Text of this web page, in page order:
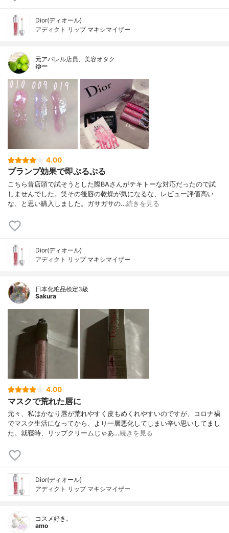
Dior(ディオール)
アディクト リップ マキシマイザー
元アパレル店員、美容オタク
ゆー
4.00
プランプ効果で即ぷるぷる
こちら昔店頭で試そうとした際BAさんがテキトーな対応だったので試
しませんでした。笑その後唇の乾燥が気になるな、レビュー評価高い
な、と思い購入しました。ガサガサの…続きを見る
Dior(ディオール)
アディクト リップ マキシマイザー
日本化粧品検定3級
Sakura
4.00
マスクで荒れた唇に
元々、私はかなり唇が荒れやすく皮もめくれやすいのですが、コロナ禍
でマスク生活になってから、より一層悪化してしまい辛い思いしてまし
た。就寝時、リップクリームじゃあ…続きを見る
Dior(ディオール)
アディクト リップ マキシマイザー
コスメ好き。
amo